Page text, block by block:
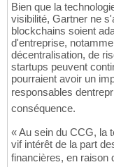
Bien que la
visibilité, Gartner ne
blockchains soient
d'entreprise,
décentralisation, de
startups peuvent
pourraient avoir un
responsables
conséquence.
« Au sein du CCG, la
vif intérêt de la part
financières, en raison